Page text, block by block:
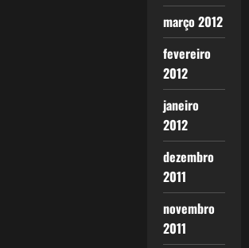
março 2012
fevereiro
2012
janeiro
2012
dezembro
2011
novembro
2011